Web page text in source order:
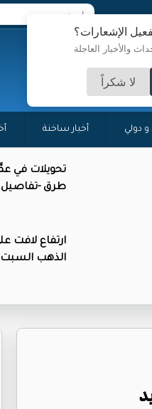
الإشعارات؟
والأخبار العاجلة
لا شكراً
و دولي أخبار ساخنة
تحويلات في
طرق -تفاصيل
ارتفاع لافت
الذهب السبت